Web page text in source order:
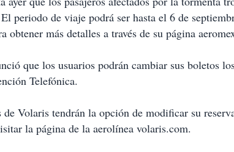
periodo de viaje podrá ser hasta el 6 de
obtener más detalles a través de su página
que los usuarios podrán cambiar sus boletos
Telefónica.
de Volaris tendrán la opción de modificar su
la página de la aerolínea volaris.com.